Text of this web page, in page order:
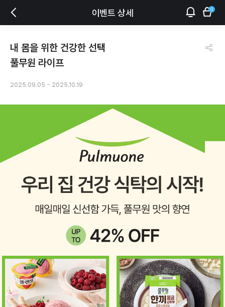
이벤트 상세 0
내 몸을 위한 건강한 선택
풀무원 라이프
2025.09.05 ~ 2025.10.19